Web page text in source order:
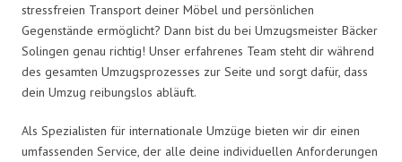
stressfreien Transport deiner Möbel und persönlichen
Gegenstände ermöglicht? Dann bist du bei Umzugsmeister Bäcker
Solingen genau richtig! Unser erfahrenes Team steht dir während
des gesamten Umzugsprozesses zur Seite und sorgt dafür, dass
dein Umzug reibungslos abläuft.
Als Spezialisten für internationale Umzüge bieten wir dir einen
umfassenden Service, der alle deine individuellen Anforderungen